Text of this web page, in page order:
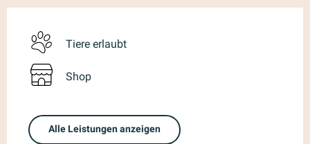
Tiere erlaubt
Shop
Alle Leistungen anzeigen